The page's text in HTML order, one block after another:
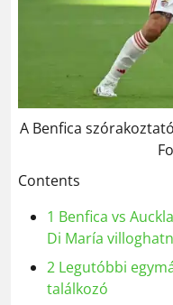
A Benfica
Contents
1 Benfica vs
Di María
2 Legutóbbi
találkozó